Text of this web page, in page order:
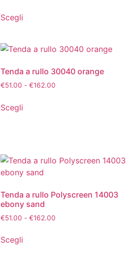
Scegli
Tenda a rullo 30040 orange
€51.00 - €162.00
Scegli
Tenda a rullo Polyscreen 14003
ebony sand
€51.00 - €162.00
Scegli